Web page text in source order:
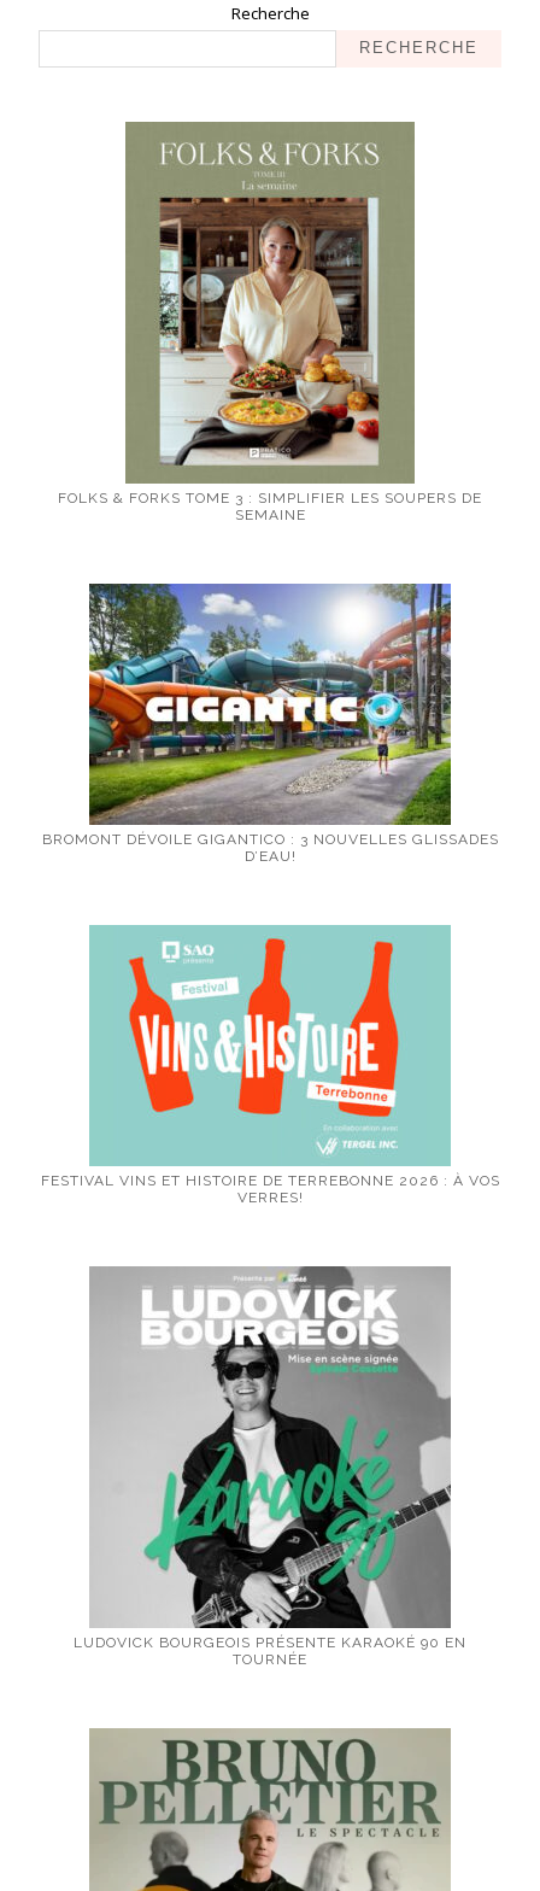
Recherche
RECHERCHE
FOLKS & FORKS TOME 3 : SIMPLIFIER LES SOUPERS DE
SEMAINE
BROMONT DÉVOILE GIGANTICO : 3 NOUVELLES GLISSADES
D’EAU!
FESTIVAL VINS ET HISTOIRE DE TERREBONNE 2026 : À VOS
VERRES!
LUDOVICK BOURGEOIS PRÉSENTE KARAOKÉ 90 EN
TOURNÉE